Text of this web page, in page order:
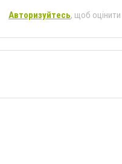
Авторизуйтесь, щоб оцінити